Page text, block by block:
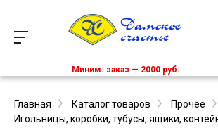
Миним. заказ — 2000 руб.
Главная Каталог товаров
Прочее
Игольницы, коробки, тубусы, ящики,